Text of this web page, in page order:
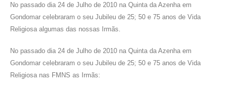
No passado dia 24 de Julho de 2010 na Quinta da Azenha em
Gondomar celebraram o seu Jubileu de 25; 50 e 75 anos de Vida
Religiosa algumas das nossas Irmãs.
No passado dia 24 de Julho de 2010 na Quinta da Azenha em
Gondomar celebraram o seu Jubileu de 25; 50 e 75 anos de Vida
Religiosa nas FMNS as Irmãs: